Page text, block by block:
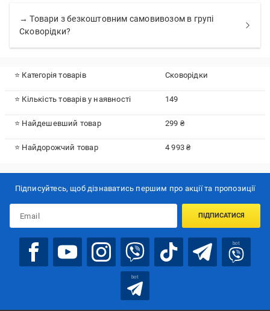
→ Товари з безкоштовним самовивозом в групі
Сковорідки?
⭐ Категорія товарів Сковорідки
⭐ Кількість товарів у наявності 149
⭐ Найдешевший товар 299 ₴
⭐ Найдорожчий товар 4 993 ₴
Підписуйтесь, щоб дізнаватись першим про акції та пропозиції
ПІДПИСАТИСЯ
bot
bot